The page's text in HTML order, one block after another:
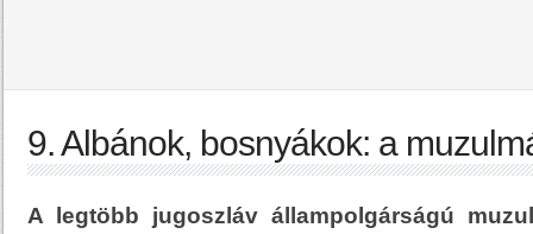
9. Albánok, bosnyákok: a
A legtöbb jugoszláv állampolgárságú